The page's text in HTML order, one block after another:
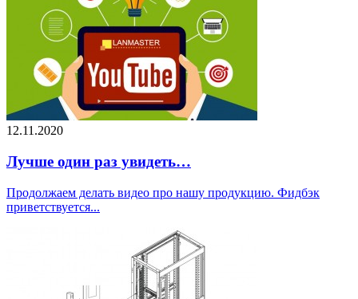
12.11.2020
Лучше один раз увидеть…
Продолжаем делать видео про нашу продукцию. Фидбэк
приветствуется...